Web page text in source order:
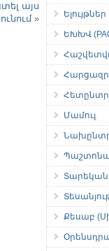
այս
»
ԵԽԽՎ
Մամուլ
Տարեկան
Քեսաբ